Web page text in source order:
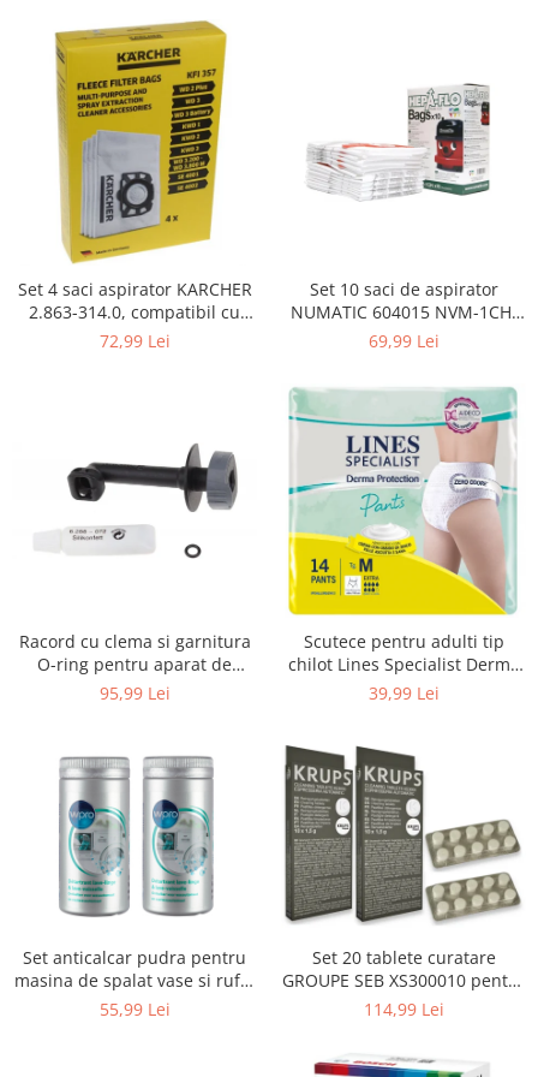
Decoratiuni
Gradinarit
Hobby-uri creative
Iluminat & Electrice
Jaluzele
Kit-uri automatizari porti si usi
Mobila dormitor
Mobila gradina & terasa
Mobila Living & Dining
Organizare si depozitare
Scule electrice si unelte
Silicon, spume si solutii tehnice
Sisteme Incalzire
Textile si covoare
Accesorii tablete
Laptopuri si Accesorii
Wearable & Gadgeturi
Electrocasnice & Climatizare
Accesorii si piese masini spalat
rufe si uscatoare
Accesorii si piese masini spalat
Aparate Racire Aer
Aragaze si cuptoare cu microunde
Set 4 saci aspirator KARCHER
2.863-314.0, compatibil cu
WD, KWD, SE
72,99 Lei
Set 10 saci de aspirator
NUMATIC 604015 NVM-1CH,
9L
69,99 Lei
Racord cu clema si garnitura
O-ring pentru aparat de
spalat cu presiune, KARCHER
95,99 Lei
Scutece pentru adulti tip
chilot Lines Specialist Derma
Protection Extra, 7 picaturi,
39,99 Lei
Set anticalcar pudra pentru
masina de spalat vase si rufe,
WPRO 484000008416, 2 x 250g
55,99 Lei
Set 20 tablete curatare
GROUPE SEB XS300010 pentru
espressoare Krups (2x10
114,99 Lei